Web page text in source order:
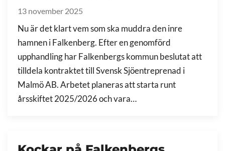
13 november 2025
Nu är det klart vem som ska muddra den inre
hamnen i Falkenberg. Efter en genomförd
upphandling har Falkenbergs kommun beslutat att
tilldela kontraktet till Svensk Sjöentreprenad i
Malmö AB. Arbetet planeras att starta runt
årsskiftet 2025/2026 och vara…